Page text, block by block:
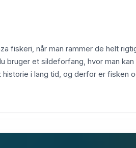
fiskeri, når man rammer de helt
bruger et sildeforfang, hvor man
i lang tid, og derfor er fisken